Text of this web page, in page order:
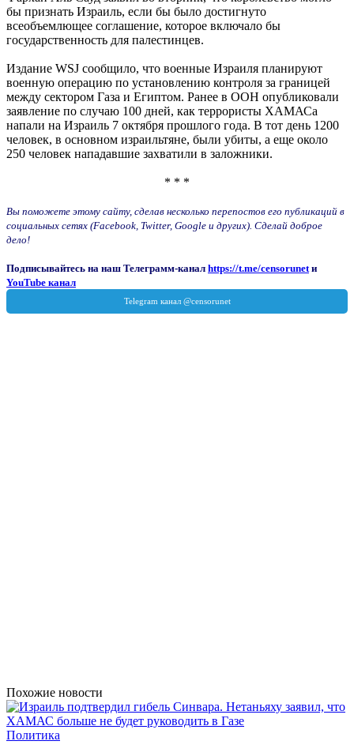
бы признать Израиль, если бы было достигнуто
всеобъемлющее соглашение, которое включало бы
государственность для палестинцев.
Издание WSJ сообщило, что военные Израиля планируют
военную операцию по установлению контроля за границей
между сектором Газа и Египтом. Ранее в ООН опубликовали
заявление по случаю 100 дней, как террористы ХАМАСа
напали на Израиль 7 октября прошлого года. В тот день 1200
человек, в основном израильтяне, были убиты, а еще около
250 человек нападавшие захватили в заложники.
* * *
Вы поможете этому сайту, сделав несколько перепостов его публикаций в
социальных сетях (Facebook, Twitter, Google и других). Сделай доброе
дело!
Подписывайтесь на наш Телеграмм-канал https://t.me/censorunet и
YouTube канал
Похожие новости
Политика